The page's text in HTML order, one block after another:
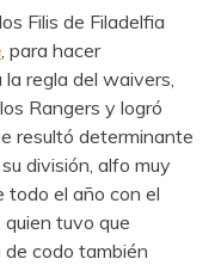
Filis de Filadelfia
, para hacer
regla del waivers,
Rangers y logró
resultó determinante
división, alfo muy
todo el año con el
tuvo que
codo también